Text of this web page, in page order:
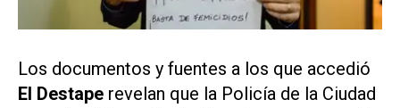
Los documentos y fuentes a los que accedió
El Destape revelan que la Policía de la Ciudad